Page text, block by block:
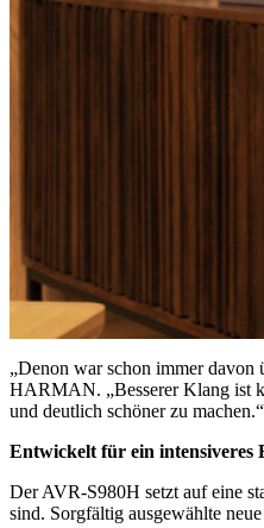
„Denon war schon immer davon
HARMAN. „Besserer Klang ist
und deutlich schöner zu machen.“
Entwickelt für ein intensiveres
Der AVR-S980H setzt auf eine
sind. Sorgfältig ausgewählte